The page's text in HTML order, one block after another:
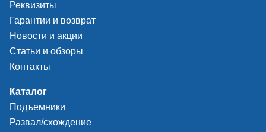
Реквизиты
Гарантии и возврат
Новости и акции
Статьи и обзоры
Контакты
Каталог
Подъемники
Развал/схождение